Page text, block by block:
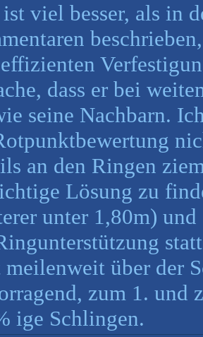
viel besser, als in
dass er bei
seine Nachbarn.
an den Ringen
Lösung zu
unter 1,80m)
meilenweit über der
zum 1. und
ige Schlingen.